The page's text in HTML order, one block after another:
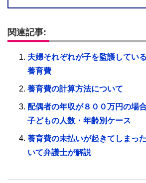
関連記事:
夫婦それぞれが子を監護してい
養育費
養育費の計算方法について
配偶者の年収が８００万円の場
子どもの人数・年齢別ケース
養育費の未払いが起きてしまっ
いて弁護士が解説